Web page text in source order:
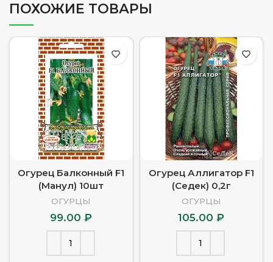
ПОХОЖИЕ ТОВАРЫ
Огурец Балконный F1
(Манул) 10шт
ОГУРЦЫ
99.00₽
Огурец Аллигатор F1
(Седек) 0,2г
ОГУРЦЫ
105.00₽